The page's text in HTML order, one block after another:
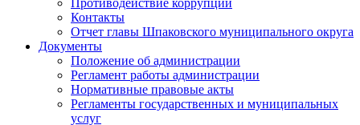
Контакты
Отчет главы Шпаковского муниципального округа
Документы
Положение об администрации
Регламент работы администрации
Нормативные правовые акты
Регламенты государственных и муниципальных
услуг